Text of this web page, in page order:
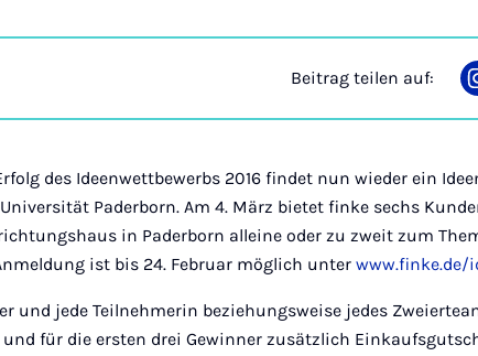
Beitrag teilen auf:
des Ideenwettbewerbs 2016 findet nun wieder ein
Paderborn. Am 4. März bietet finke sechs
in Paderborn alleine oder zu zweit zum
ist bis 24. Februar möglich unterwww.finke.de/
und jede Teilnehmerin beziehungsweise jedes
für die ersten drei Gewinner zusätzlich